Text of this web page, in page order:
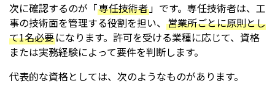
次に確認するのが「専任技術者」です。専任技術者は、工
事の技術面を管理する役割を担い、 営業所ごとに原則とし
て1名必要になります。許可を受ける業種に応じて、資格
または実務経験によって要件を判断します。
代表的な資格としては、次のようなものがあります。